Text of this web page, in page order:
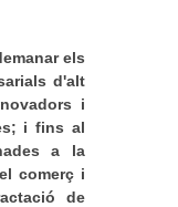
els
d'alt
i
i fins al
a la
comerç i
de